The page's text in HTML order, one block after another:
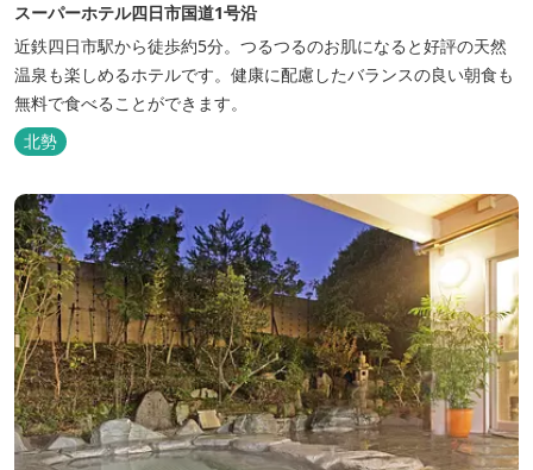
スーパーホテル四日市国道1号沿
近鉄四日市駅から徒歩約5分。つるつるのお肌になると好評の天然
温泉も楽しめるホテルです。健康に配慮したバランスの良い朝食も
無料で食べることができます。
北勢